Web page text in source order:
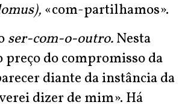
«com-partilhamos».
ser-com-o-outro.Nesta
preço do compromisso da
diante da instância da
dizer de mim». Há